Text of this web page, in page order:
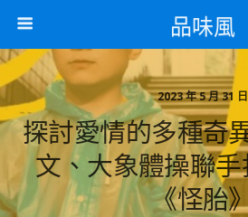
品味風
2023 年 5 月 31 日
探討愛情的多種奇
文、大象體操聯
《怪胎